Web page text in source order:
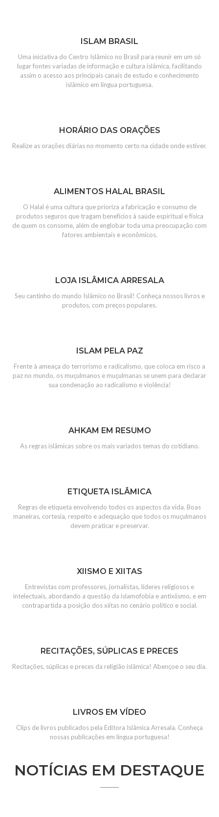
ISLAM BRASIL
Uma iniciativa do Centro Islâmico no Brasil para reunir em um só
lugar fontes variadas de informação e cultura islâmica, facilitando
assim o acesso aos principais canais de estudo e conhecimento
islâmico em língua portuguesa.
HORÁRIO DAS ORAÇÕES
Realize as orações diárias no momento certo na cidade onde estiver.
ALIMENTOS HALAL BRASIL
O Halal é uma cultura que prioriza a fabricação e consumo de
produtos seguros que tragam benefícios à saúde espiritual e física
de quem os consome, além de englobar toda uma preocupação com
fatores ambientais e econômicos.
LOJA ISLÂMICA ARRESALA
Seu cantinho do mundo Islâmico no Brasil! Conheça nossos livros e
produtos, com preços populares.
ISLAM PELA PAZ
Frente à ameaça do terrorismo e radicalismo, que coloca em risco a
paz no mundo, os muçulmanos e muçulmanas se unem para declarar
sua condenação ao radicalismo e violência!
AHKAM EM RESUMO
As regras islâmicas sobre os mais variados temas do cotidiano.
ETIQUETA ISLÂMICA
Regras de etiqueta envolvendo todos os aspectos da vida. Boas
maneiras, cortesia, respeito e adequação que todos os muçulmanos
devem praticar e preservar.
XIISMO E XIITAS
Entrevistas com professores, jornalistas, líderes religiosos e
intelectuais, abordando a questão da islamofobia e antixiismo, e em
contrapartida a posição dos xiitas no cenário político e social.
RECITAÇÕES, SÚPLICAS E PRECES
Recitações, súplicas e preces da religião islâmica! Abençoe o seu dia.
LIVROS EM VÍDEO
Clips de livros publicados pela Editora Islâmica Arresala. Conheça
nossas publicações em língua portuguesa!
NOTÍCIAS EM DESTAQUE